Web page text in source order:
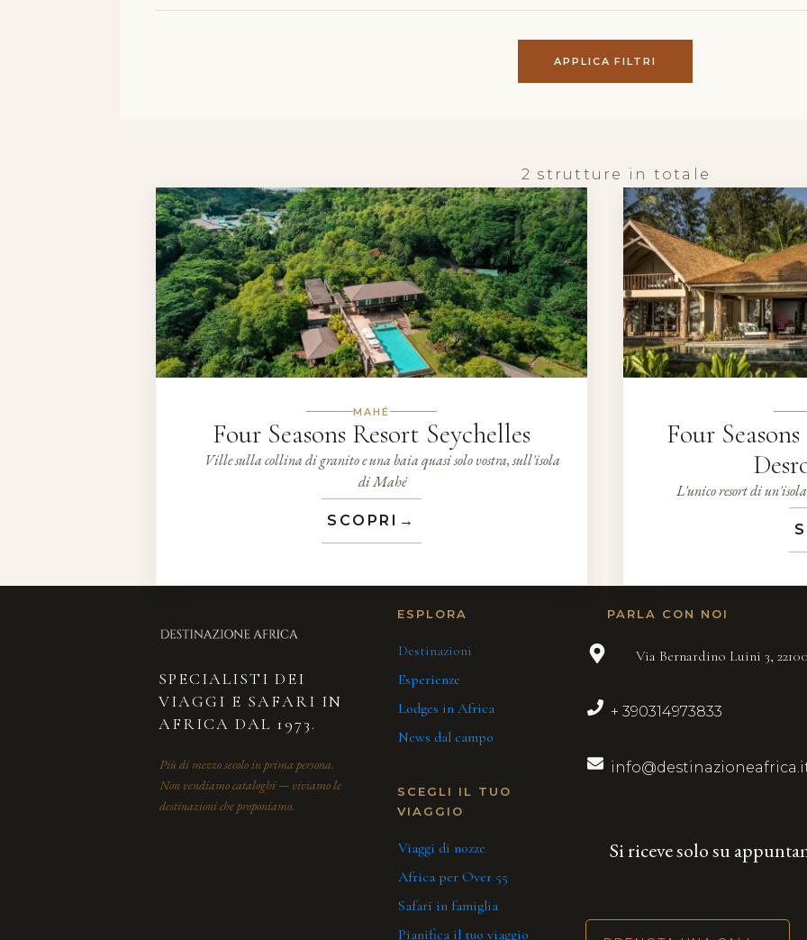
APPLICA FILTRI
2 strutture in totale
MAHÉ
Four Seasons Resort Seychelles
Ville sulla collina di granito e una baia quasi solo vostra, sull'isola
di Mahé
SCOPRI →
Four
L'unico resort di
SPECIALISTI DEI
VIAGGI E SAFARI IN
AFRICA DAL 1973.
Più di mezzo secolo in prima persona.
Non vendiamo cataloghi — viviamo le
destinazioni che proponiamo.
ESPLORA
Destinazioni
Esperienze
Lodges in Africa
News dal campo
SCEGLI IL TUO
VIAGGIO
Viaggi di nozze
Africa per Over 55
Safari in famiglia
Pianifica il tuo viaggio
PARLA CON NOI
Via Bernardino Luini 3,
+ 390314973833
Si riceve solo su